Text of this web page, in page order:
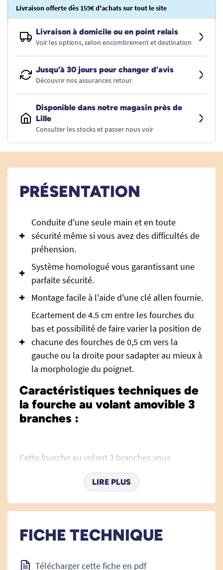
Livraison offerte dès 159€ d'achats sur tout le site
Livraison à domicile ou en point relais
Voir les options, selon encombrement et destination
Jusqu’à 30 jours pour changer d’avis
Découvrir nos assurances retour
Disponible dans notre magasin près de
Lille
Consulter les stocks et passer nous voir
PRÉSENTATION
Conduite d'une seule main et en toute
sécurité même si vous avez des difficultés de
préhension.
Système homologué vous garantissant une
parfaite sécurité.
Montage facile à l'aide d'une clé allen fournie.
Ecartement de 4.5 cm entre les fourches du
bas et possibilité de faire varier la position de
chacune des fourches de 0,5 cm vers la
gauche ou la droite pour sadapter au mieux à
la morphologie du poignet.
Caractéristiques techniques de
la fourche au volant amovible 3
branches :
Cette fourche au volant 3 branches vous
permettra de conduire en toute sécurité d'une
seule main, même si vous avez des difficultés de
Après avoir facilement fixé le support sur votre
simplicité d'utilisation de cet équipement d'aide
La fourche au volant amovible trois branches
LIRE PLUS
FICHE TECHNIQUE
Télécharger cette fiche en pdf